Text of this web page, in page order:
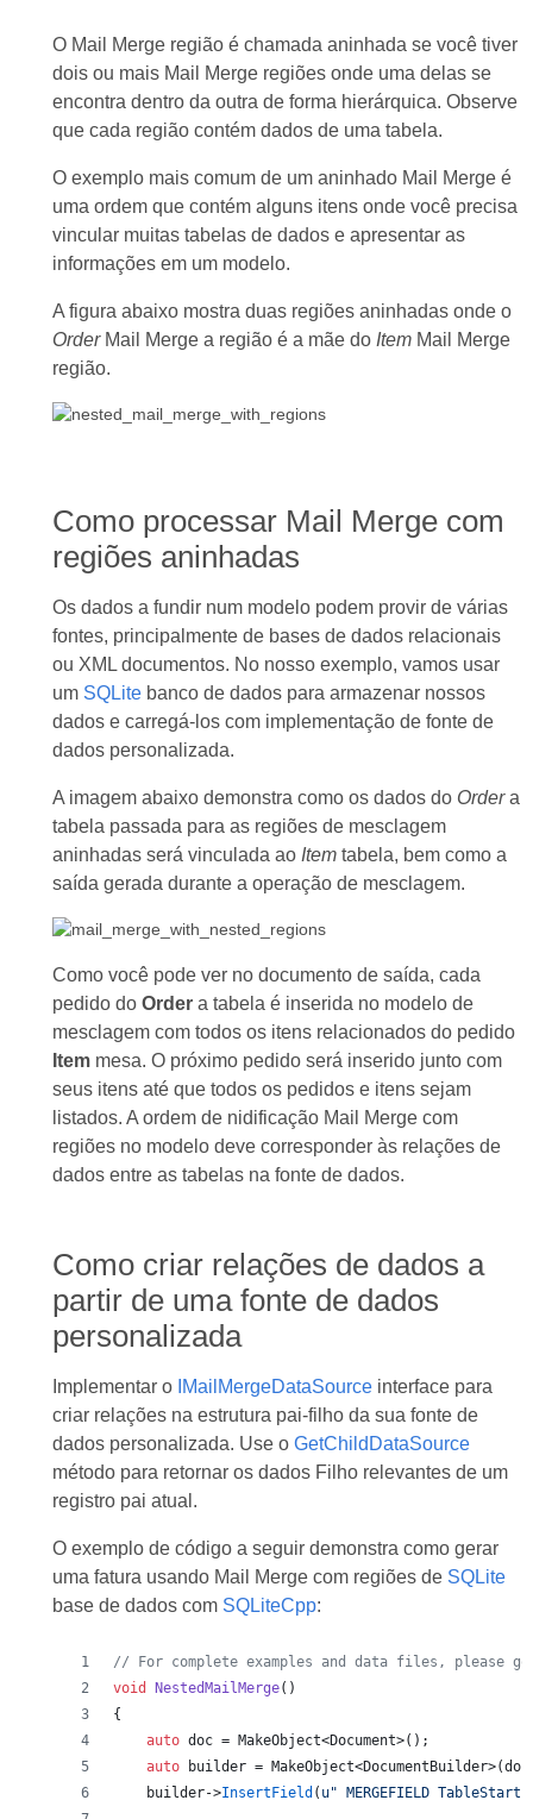
O Mail Merge região é chamada aninhada se você tiver
dois ou mais Mail Merge regiões onde uma delas se
encontra dentro da outra de forma hierárquica. Observe
que cada região contém dados de uma tabela.
O exemplo mais comum de um aninhado Mail Merge é
uma ordem que contém alguns itens onde você precisa
vincular muitas tabelas de dados e apresentar as
informações em um modelo.
A figura abaixo mostra duas regiões aninhadas onde o
OrderMail Merge a região é a mãe do ItemMail Merge
região.
Como processar Mail Merge com
regiões aninhadas
Os dados a fundir num modelo podem provir de várias
fontes, principalmente de bases de dados relacionais
ou XML documentos. No nosso exemplo, vamos usar
um SQLitebanco de dados para armazenar nossos
dados e carregá-los com implementação de fonte de
dados personalizada.
A imagem abaixo demonstra como os dados do Ordera
tabela passada para as regiões de mesclagem
aninhadas será vinculada ao Itemtabela, bem como a
saída gerada durante a operação de mesclagem.
Como você pode ver no documento de saída, cada
pedido do Ordera tabela é inserida no modelo de
mesclagem com todos os itens relacionados do pedido
Itemmesa. O próximo pedido será inserido junto com
seus itens até que todos os pedidos e itens sejam
listados. A ordem de nidificação Mail Merge com
regiões no modelo deve corresponder às relações de
dados entre as tabelas na fonte de dados.
Como criar relações de dados a
partir de uma fonte de dados
personalizada
Implementar o IMailMergeDataSourceinterface para
criar relações na estrutura pai-filho da sua fonte de
dados personalizada. Use o GetChildDataSource
método para retornar os dados Filho relevantes de um
registro pai atual.
O exemplo de código a seguir demonstra como gerar
uma fatura usando Mail Merge com regiões de SQLite
base de dados com SQLiteCpp:
// For complete examples and data files, please
void
NestedMailMerge()
{
auto doc = MakeObject<Document>();
auto builder =
    builder->
InsertField ( u" MERGEFIELD